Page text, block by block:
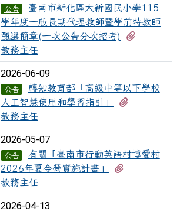
公告
臺南市新化區大新國民小學115
學年度一般長期代理教師暨學前特教師
甄選簡章(一次公告分次招考)
教務主任
2026-06-09
公告
轉知教育部「高級中等以下學校
人工智慧使用和學習指引」
教務主任
2026-05-07
公告
有關「臺南市行動英語村博愛村
2026年夏令營實施計畫」
教務主任
2026-04-13